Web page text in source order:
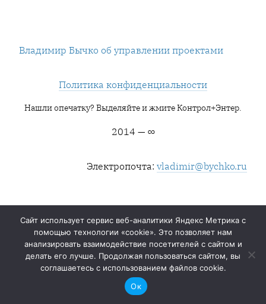
Владимир Бычко об управлении проектами
Политика конфиденциальности
Нашли опечатку? Выделяйте и жмите Контрол+Энтер.
2014 — ∞
Электропочта: vladimir@bychko.ru
Сайт использует сервис веб-аналитики Яндекс Метрика с
помощью технологии «cookie». Это позволяет нам
анализировать взаимодействие посетителей с сайтом и
делать его лучше. Продолжая пользоваться сайтом, вы
соглашаетесь с использованием файлов cookie.
Ок